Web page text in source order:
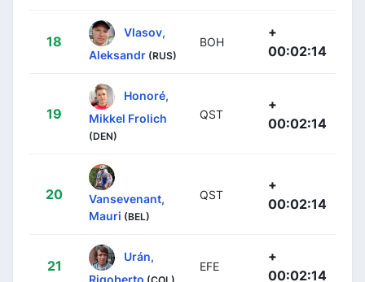
18
Vlasov,
Aleksandr (RUS)
BOH
+
00:02:14
19
Honoré,
Mikkel Frolich
(DEN)
QST
+
00:02:14
20
Vansevenant,
Mauri (BEL)
QST
+
00:02:14
21
Urán,
Rigoberto
EFE
+
00:02:14